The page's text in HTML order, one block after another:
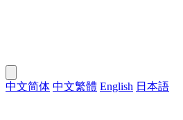
中文简体 中文繁體 English 日本語